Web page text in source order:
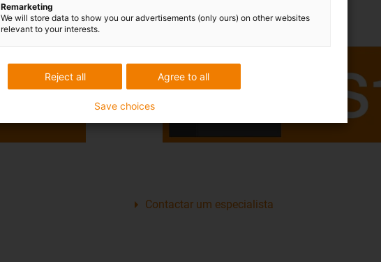
Contactar um especialista
Remarketing
We will store data to show you our advertisements (only ours) on other websites
relevant to your interests.
Agree to all
Reject all
Save choices